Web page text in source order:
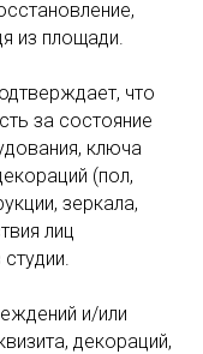
из площади.
что
за состояние
ключа
(пол,
зеркала,
лиц
и/или
декораций,